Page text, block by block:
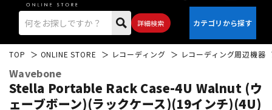
詳細検索
TOP ONLINE STORE レコーディング レコーディング周辺機器
Wavebone
Stella Portable Rack Case-4U Walnut (ウ
ェーブボーン)(ラックケース)(19インチ)(4U)